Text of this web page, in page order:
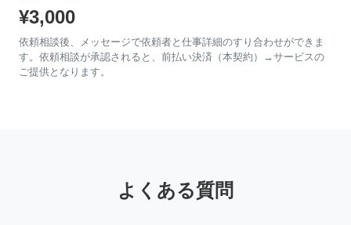
¥3,000
依頼相談後、メッセージで依頼者と仕事詳細のすり合わせができま
す。依頼相談が承認されると、前払い決済（本契約）→サービスの
ご提供となります。
よくある質問